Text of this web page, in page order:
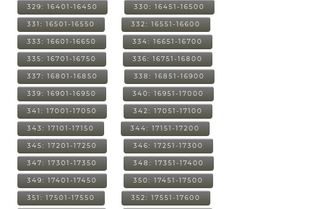
329: 16401-16450 330: 16451-16500
331: 16501-16550 332: 16551-16600
333: 16601-16650 334: 16651-16700
335: 16701-16750 336: 16751-16800
337: 16801-16850 338: 16851-16900
339: 16901-16950 340: 16951-17000
341: 17001-17050 342: 17051-17100
343: 17101-17150 344: 17151-17200
345: 17201-17250 346: 17251-17300
347: 17301-17350 348: 17351-17400
349: 17401-17450 350: 17451-17500
351: 17501-17550 352: 17551-17600